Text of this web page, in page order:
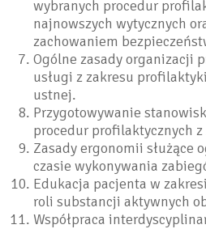
wybranych procedur
najnowszych wytycznych
zachowaniem
Ogólne zasady organizacji
usługi z zakresu
ustnej.
Przygotowywanie
procedur profilaktycznych
Zasady ergonomii służące
czasie wykonywania
Edukacja pacjenta w
roli substancji aktywnych
Współpraca